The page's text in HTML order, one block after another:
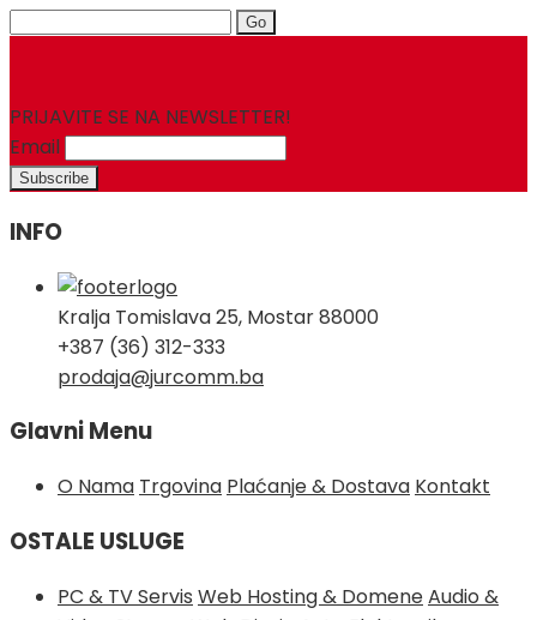
Search
PRIJAVITE SE NA NEWSLETTER!
Email
INFO
Kralja Tomislava 25, Mostar 88000
+387 (36) 312-333
prodaja@jurcomm.ba
Glavni Menu
O Nama Trgovina Plaćanje & Dostava Kontakt
OSTALE USLUGE
PC & TV Servis Web Hosting & DomeneAudio &